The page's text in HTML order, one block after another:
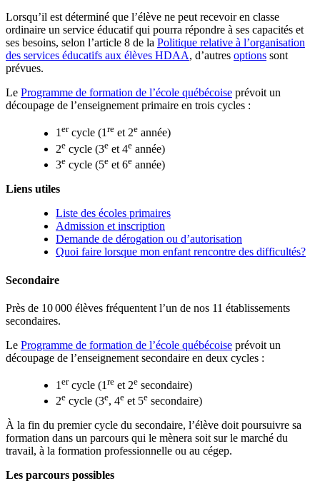
Lorsqu’il est déterminé que l’élève ne peut recevoir en classe
ordinaire un service éducatif qui pourra répondre à ses capacités et
ses besoins, selon l’article 8 de la Politique relative à l’organisation
des services éducatifs aux élèves HDAA, d’autres options sont
prévues.
Le Programme de formation de l’école québécoise prévoit un
découpage de l’enseignement primaire en trois cycles :
1ercycle (1re et 2e année)
2e cycle (3e et 4e année)
3e cycle (5e et 6e année)
Liens utiles
Liste des écoles primaires
Admission et inscription
Demande de dérogation ou d’autorisation
Quoi faire lorsque mon enfant rencontre des difficultés?
Secondaire
Près de 10 000 élèves fréquentent l’un de nos 11 établissements
secondaires.
Le Programme de formation de l’école québécoise prévoit un
découpage de l’enseignement secondaire en deux cycles :
1 ercycle (1 re et 2e secondaire)
2e cycle (3e, 4e et 5e secondaire)
À la fin du premier cycle du secondaire, l’élève doit poursuivre sa
formation dans un parcours qui le mènera soit sur le marché du
travail, à la formation professionnelle ou au cégep.
Les parcours possibles